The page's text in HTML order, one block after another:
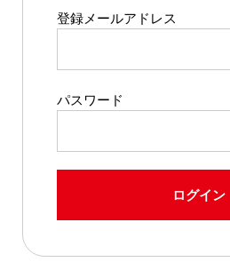
登録メールアドレス
パスワード
ログイン